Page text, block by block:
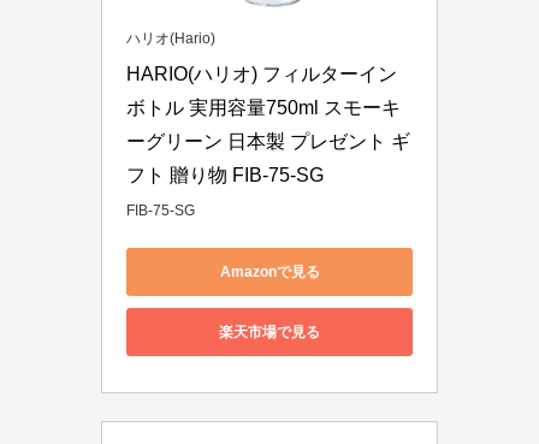
ハリオ(Hario)
HARIO(ハリオ) フィルターイン
ボトル 実用容量750ml スモーキ
ーグリーン 日本製 プレゼント ギ
フト 贈り物 FIB-75-SG
FIB-75-SG
Amazonで見る
楽天市場で見る